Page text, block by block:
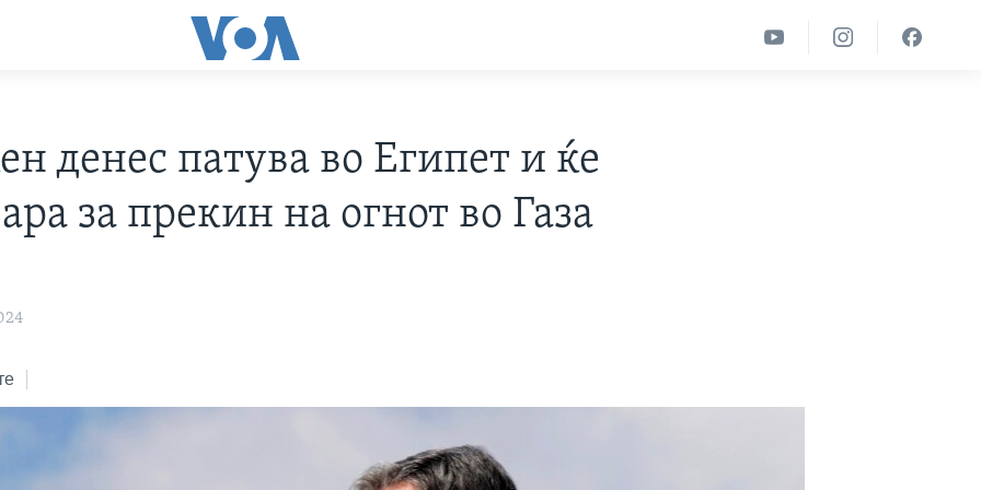
денес патува во Египет и ќе
за прекин на огнот во Газа